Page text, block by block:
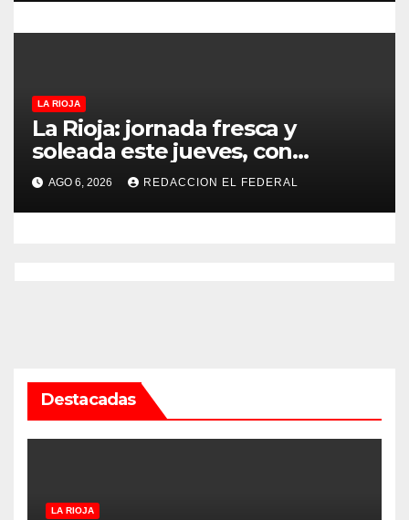
LA RIOJA
La Rioja: jornada fresca y
soleada este jueves, con
temperaturas estables para el
viernes
AGO 6, 2026 REDACCION EL FEDERAL
Destacadas
LA RIOJA